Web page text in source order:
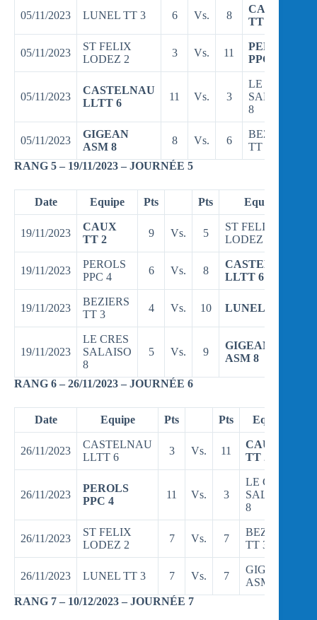
05/11/2023 LUNEL TT 3 6 Vs. 8
CAUX
TT 2
05/11/2023
ST FELIX
LODEZ 2
3 Vs. 11
PEROLS
PPC 4
05/11/2023
CASTELNAU
LLTT 6
11 Vs. 3
LE CRES
SALAISO
8
05/11/2023
GIGEAN
ASM 8
8 Vs. 6
BEZIERS
TT 3
RANG 5 – 19/11/2023 – JOURNÉE 5
Date Equipe Pts Pts Equipe
19/11/2023
CAUX
TT 2
9 Vs. 5
ST FELIX
LODEZ 2
19/11/2023
PEROLS
PPC 4
6 Vs. 8
CASTELNAU
LLTT 6
19/11/2023
BEZIERS
TT 3
4 Vs. 10 LUNEL TT 3
19/11/2023
LE CRES
SALAISO
8
5 Vs. 9
GIGEAN
ASM 8
RANG 6 – 26/11/2023 – JOURNÉE 6
Date Equipe Pts Pts Equipe
26/11/2023
CASTELNAU
LLTT 6
3 Vs. 11
CAUX
TT 2
26/11/2023
PEROLS
PPC 4
11 Vs. 3
LE CRES
SALAISO
8
26/11/2023
ST FELIX
LODEZ 2
7 Vs. 7
BEZIERS
TT 3
26/11/2023 LUNEL TT 3 7 Vs. 7
GIGEAN
ASM 8
RANG 7 – 10/12/2023 – JOURNÉE 7